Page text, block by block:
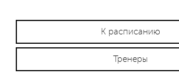
К расписанию
Тренеры